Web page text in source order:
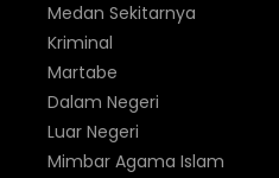
Medan Sekitarnya
Kriminal
Martabe
Dalam Negeri
Luar Negeri
Mimbar Agama Islam